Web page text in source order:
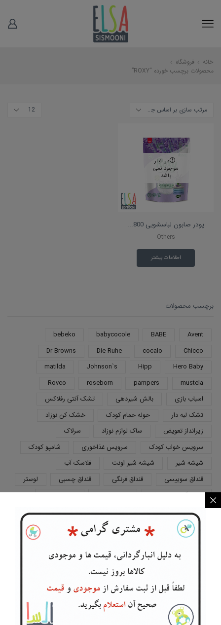
خانه
فروشگاه
محصولات برچسب خورده “ROXY”
در انبار
موجود نمی
باشد
پودر صابون لباسشویی 800...
Others
اطلاعات بیشتر
برچسب محصولات
Avent
BABE
babycocole
bebeko
Chicco
cocalo
Die Ruhe
Dr Browns
Hero Baby
Hipp
Johnson`s
matilda
mustela
pampers
roseborn
Rovco
اسباب بازی
بالش شیردهی
تشک آنتی رفلاکس
تشک لبه دار
حوله حمام کودک
خشک کن نوزاد
زیرانداز تعویض
ساک لوازم نوزاد
سرلاک
سرویس خواب کودک
سرویس غذاخوری
شامپو کودک
شیشه شیر
شیشه شیر اونت
فلاسک آب
قنداق سوییسی
قنداق فرنگی قنداق چسبی
لوستر
لیوان آموزشی کودک
مایع استریل
ملحفه ضدنم
پتو نخی نوزاد
پتو نوزاد
پرده اتاق کودک
پستانک ارتودنسی
پشه بند کودک
پوره میوه کودک
اطلاعات تماس